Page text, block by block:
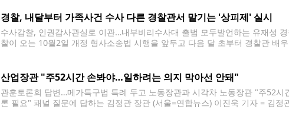
경찰, 내달부터 가족사건 수사 다른 경찰관서 맡기는 '상피제' 실시
수사감찰, 인권감사관실로 이관…내부비리수사대 출범 모두발언하는 유재성
찰이 오는 10월2일 개정 형사소송법 시행을 앞두고 다음 달 초부터 경찰관 배
산업장관 "주52시간 손봐야…일하려는 의지 막아선 안돼"
관훈토론회 답변…메가특구법 특례 두고 노동장관과 시각차 노동장관 "주52시
론 필요" 패널 질문에 답하는 김정관 장관 (서울=연합뉴스) 이진욱 기자 = 김정